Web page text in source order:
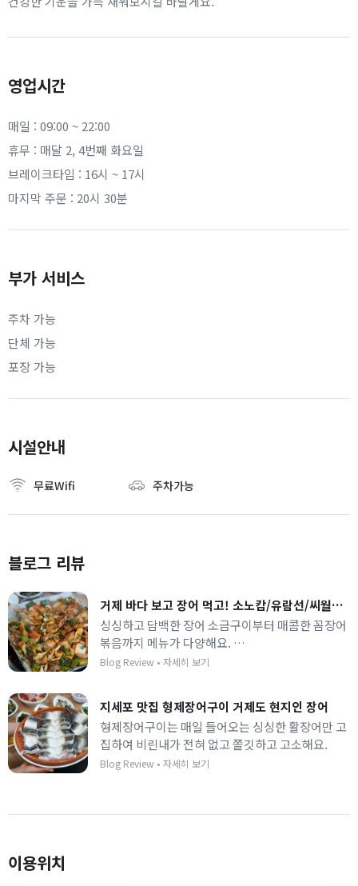
영업시간
매일 : 09:00 ~ 22:00
휴무 : 매달 2, 4번째 화요일
브레이크타임 : 16시 ~ 17시
마지막 주문 : 20시 30분
부가 서비스
주차 가능
단체 가능
포장 가능
시설안내
무료Wifi 주차가능
블로그 리뷰
거제 바다 보고 장어 먹고! 소노캄/유람선/씨월드 주변 맛집 추천! [지세포형제장어구이]
싱싱하고 담백한 장어 소금구이부터 매콤한 꼼장어
볶음까지 메뉴가 다양해요.
정갈하게 나오는 밑반찬들과 함께 든든하게 몸 보신
Blog Review • 자세히 보기
지세포 맛집 형제장어구이 거제도 현지인 장어
형제장어구이는 매일 들어오는 싱싱한 활장어만 고
집하여 비린내가 전혀 없고 쫄깃하고 고소해요.
Blog Review • 자세히 보기
이용위치